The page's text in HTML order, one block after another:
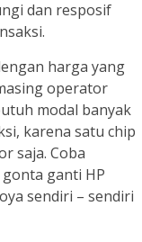
dan resposif
harga yang
operator
modal banyak
karena satu chip
saja. Coba
ganti HP
sendiri – sendiri